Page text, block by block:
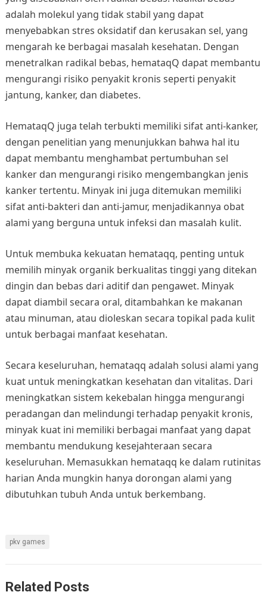
adalah molekul yang tidak stabil yang dapat
menyebabkan stres oksidatif dan kerusakan sel, yang
mengarah ke berbagai masalah kesehatan. Dengan
menetralkan radikal bebas, hemataqQ dapat membantu
mengurangi risiko penyakit kronis seperti penyakit
jantung, kanker, dan diabetes.
HemataqQ juga telah terbukti memiliki sifat anti-kanker,
dengan penelitian yang menunjukkan bahwa hal itu
dapat membantu menghambat pertumbuhan sel
kanker dan mengurangi risiko mengembangkan jenis
kanker tertentu. Minyak ini juga ditemukan memiliki
sifat anti-bakteri dan anti-jamur, menjadikannya obat
alami yang berguna untuk infeksi dan masalah kulit.
Untuk membuka kekuatan hemataqq, penting untuk
memilih minyak organik berkualitas tinggi yang ditekan
dingin dan bebas dari aditif dan pengawet. Minyak
dapat diambil secara oral, ditambahkan ke makanan
atau minuman, atau dioleskan secara topikal pada kulit
untuk berbagai manfaat kesehatan.
Secara keseluruhan, hemataqq adalah solusi alami yang
kuat untuk meningkatkan kesehatan dan vitalitas. Dari
meningkatkan sistem kekebalan hingga mengurangi
peradangan dan melindungi terhadap penyakit kronis,
minyak kuat ini memiliki berbagai manfaat yang dapat
membantu mendukung kesejahteraan secara
keseluruhan. Memasukkan hemataqq ke dalam rutinitas
harian Anda mungkin hanya dorongan alami yang
dibutuhkan tubuh Anda untuk berkembang.
pkv games
Related Posts